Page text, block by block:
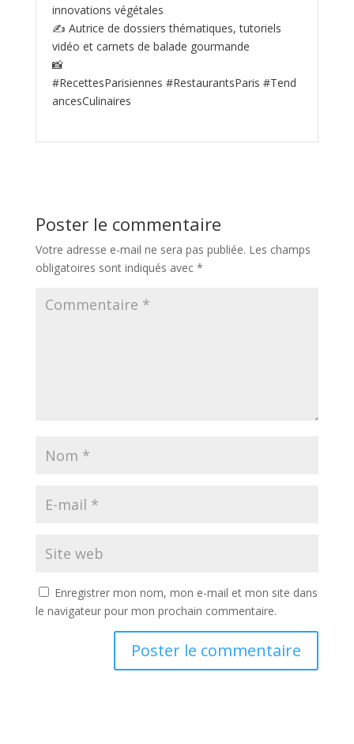
innovations végétales
✍️ Autrice de dossiers thématiques, tutoriels
vidéo et carnets de balade gourmande
📸
#RecettesParisiennes #RestaurantsParis #Tend
ancesCulinaires
Poster le commentaire
Votre adresse e-mail ne sera pas publiée. Les champs
obligatoires sont indiqués avec *
Enregistrer mon nom, mon e-mail et mon site dans
le navigateur pour mon prochain commentaire.